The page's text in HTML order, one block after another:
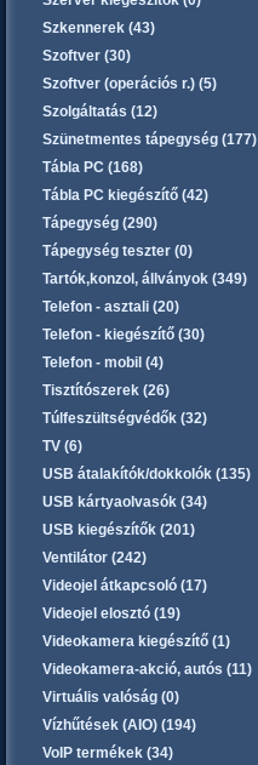
Szkennerek (43)
Szoftver (30)
Szoftver (operációs r.) (5)
Szolgáltatás (12)
Szünetmentes tápegység (177)
Tábla PC (168)
Tábla PC kiegészítő (42)
Tápegység (290)
Tápegység teszter (0)
Tartók,konzol, állványok (349)
Telefon - asztali (20)
Telefon - kiegészítő (30)
Telefon - mobil (4)
Tisztítószerek (26)
Túlfeszültségvédők (32)
TV (6)
USB átalakítók/dokkolók (135)
USB kártyaolvasók (34)
USB kiegészítők (201)
Ventilátor (242)
Videojel átkapcsoló (17)
Videojel elosztó (19)
Videokamera kiegészítő (1)
Videokamera-akció, autós (11)
Virtuális valóság (0)
Vízhűtések (AIO) (194)
VoIP termékek (34)